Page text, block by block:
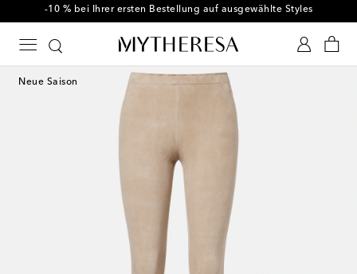
-10 % bei Ihrer ersten Bestellung auf ausgewählte Styles
Neue Saison